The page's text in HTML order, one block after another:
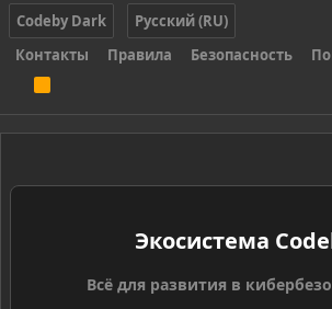
Codeby Dark
Русский (RU)
Контакты
Правила Безопасность
S
Экосистема
Всё для развития в